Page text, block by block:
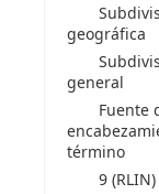
geográfica
general
Fuente
término
9 (RLIN)